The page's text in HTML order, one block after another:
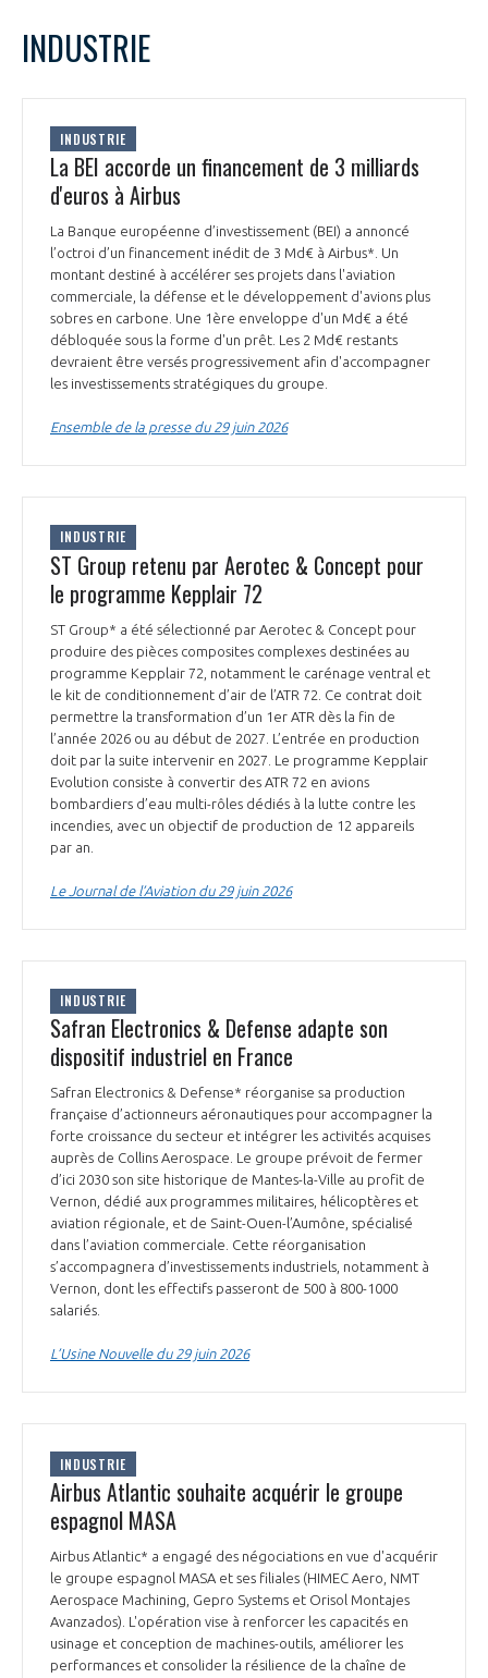
PRÉSENTATION
NOTRE VISION
NOS MISSIONS
NOTRE HISTOIRE
ORGANISATION
LE CONSEIL DU GIFAS
L’ÉQUIPE DU GIFAS
NOS RÉSEAUX À L'INTERNATIONAL
FONCTIONNEMENT
GEADS
COMITÉ AERO PME
STARTAIR
COMMISSIONS ET COMITÉS
ACCOMPAGNEMENT DE NOS ADHÉRENTS
LES PROGRAMMES DU GIFAS
LA MÉDIATION DANS LA FILIÈRE AÉRONAUTIQUE ET SPATIALE
LE MÉDIATEUR DE LA FILIÈRE AÉRONAUTIQUE ET SPATIALE
MÉDIATION ET CHARTE D’ENGAGEMENT SUR LES RELATIONS ENTRE
CLIENTS ET FOURNISSEURS
LA MÉDIATION AU-DELÀ DE LA FILIÈRE AÉRONAUTIQUE ET SPATIALE
PRENDRE CONTACT AVEC LE MÉDIATEUR DE LA FILIÈRE
LE SALON DU BOURGET
CHIFFRES CLÉS
LES ENJEUX
COMPÉTITIVITÉ
EMPLOI & FORMATION
ENVIRONNEMENT
INTERNATIONALISATION
LES PUBLICATIONS
DOCUMENTS & BROCHURES
RAPPORTS D'ACTIVITÉS
L
1 2 3 4 5 6
7
19 20
INDUSTRIE
INDUSTRIE
La BEI accorde un financement de 3 milliards
d'euros à Airbus
La Banque européenne d’investissement (BEI) a annoncé
l’octroi d’un financement inédit de 3 Md€ à Airbus*. Un
montant destiné à accélérer ses projets dans l'aviation
commerciale, la défense et le développement d'avions plus
sobres en carbone. Une 1ère enveloppe d'un Md€ a été
débloquée sous la forme d'un prêt. Les 2 Md€ restants
devraient être versés progressivement afin d'accompagner
les investissements stratégiques du groupe.
Ensemble de la presse du 29 juin 2026
INDUSTRIE
ST Group retenu par Aerotec & Concept pour
le programme Kepplair 72
ST Group* a été sélectionné par Aerotec & Concept pour
produire des pièces composites complexes destinées au
programme Kepplair 72, notamment le carénage ventral et
le kit de conditionnement d’air de l’ATR 72. Ce contrat doit
permettre la transformation d’un 1er ATR dès la fin de
l’année 2026 ou au début de 2027. L’entrée en production
doit par la suite intervenir en 2027. Le programme Kepplair
Evolution consiste à convertir des ATR 72 en avions
bombardiers d’eau multi-rôles dédiés à la lutte contre les
incendies, avec un objectif de production de 12 appareils
par an.
Le Journal de l’Aviation du 29 juin 2026
INDUSTRIE
Safran Electronics & Defense adapte son
dispositif industriel en France
Safran Electronics & Defense* réorganise sa production
française d’actionneurs aéronautiques pour accompagner la
forte croissance du secteur et intégrer les activités acquises
auprès de Collins Aerospace. Le groupe prévoit de fermer
d’ici 2030 son site historique de Mantes-la-Ville au profit de
Vernon, dédié aux programmes militaires, hélicoptères et
aviation régionale, et de Saint-Ouen-l’Aumône, spécialisé
dans l’aviation commerciale. Cette réorganisation
s’accompagnera d’investissements industriels, notamment à
Vernon, dont les effectifs passeront de 500 à 800-1000
salariés.
L’Usine Nouvelle du 29 juin 2026
INDUSTRIE
Airbus Atlantic souhaite acquérir le groupe
espagnol MASA
Airbus Atlantic* a engagé des négociations en vue d'acquérir
le groupe espagnol MASA et ses filiales (HIMEC Aero, NMT
Aerospace Machining, Gepro Systems et Orisol Montajes
Avanzados). L'opération vise à renforcer les capacités en
usinage et conception de machines-outils, améliorer les
performances et consolider la résilience de la chaîne de
Rejoignez une filière d’excellence et développez
Découvrez les avantages d'adhérer au GIFAS.
Rencontres, salons, données sectorielles,
DEMANDE D’ADHÉSION